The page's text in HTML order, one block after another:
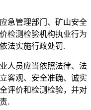
急管理部门、矿山安全
检测检验机构执业行为
法实施行政处罚.
人员应当依照法律、法
客观、安全准确、诚实
评价和检测检验，并对
.